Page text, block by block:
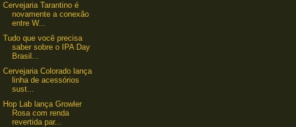
Cervejaria Tarantino é
novamente a conexão
entre W...
Tudo que você precisa
saber sobre o IPA Day
Brasil...
Cervejaria Colorado lança
linha de acessórios
sust...
Hop Lab lança Growler
Rosa com renda
revertida par...